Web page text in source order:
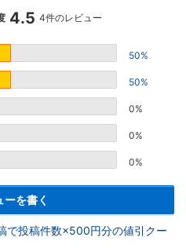
4.5
4.5 4件のレビュー
50%
50%
0%
0%
0%
ーを書く
で投稿件数×500円分の値引クー